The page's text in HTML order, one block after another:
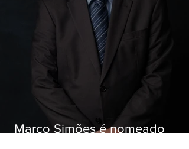
Marco Simões é nomeado